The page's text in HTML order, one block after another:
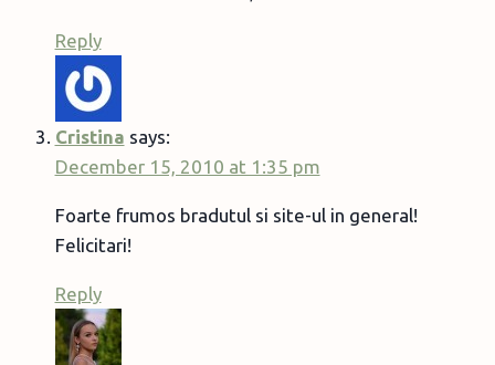
Reply
Cristina says:
December 15, 2010 at 1:35 pm
Foarte frumos bradutul si site-ul in general!
Felicitari!
Reply